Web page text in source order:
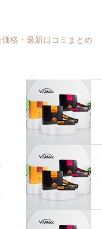
格・最新口コミまとめ